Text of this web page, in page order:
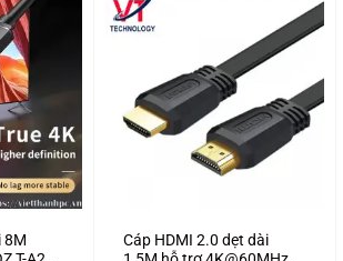
8M
Cáp HDMI 2.0 dẹt dài